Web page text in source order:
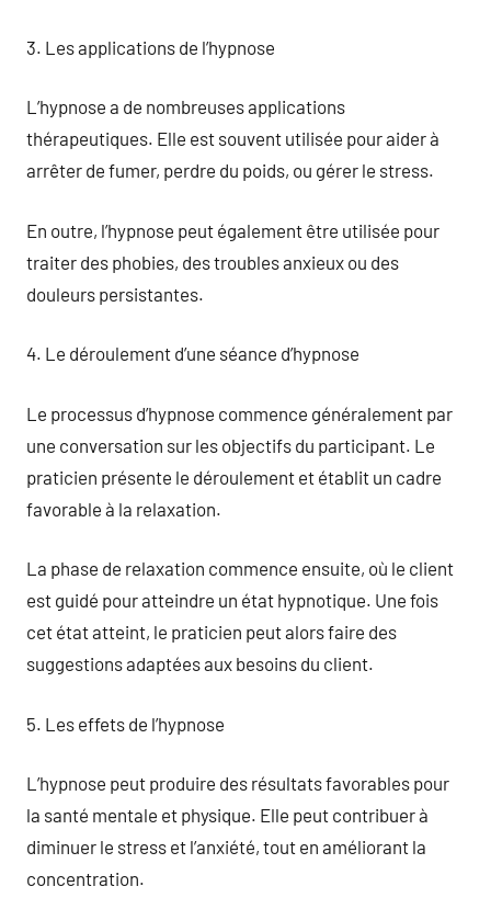
3. Les applications de l’hypnose
L’hypnose a de nombreuses applications
thérapeutiques. Elle est souvent utilisée pour aider à
arrêter de fumer, perdre du poids, ou gérer le stress.
En outre, l’hypnose peut également être utilisée pour
traiter des phobies, des troubles anxieux ou des
douleurs persistantes.
4. Le déroulement d’une séance d’hypnose
Le processus d’hypnose commence généralement par
une conversation sur les objectifs du participant. Le
praticien présente le déroulement et établit un cadre
favorable à la relaxation.
La phase de relaxation commence ensuite, où le client
est guidé pour atteindre un état hypnotique. Une fois
cet état atteint, le praticien peut alors faire des
suggestions adaptées aux besoins du client.
5. Les effets de l’hypnose
L’hypnose peut produire des résultats favorables pour
la santé mentale et physique. Elle peut contribuer à
diminuer le stress et l’anxiété, tout en améliorant la
concentration.